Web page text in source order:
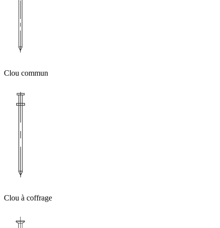
Clou commun
Clou à coffrage